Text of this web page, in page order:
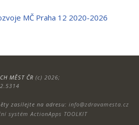
MČ Praha 12 2020-2026
zasílejte na adresu: info@zdravamesta.cz
systém ActionApps TOOLKIT
MĚST ČR (c) 2026;